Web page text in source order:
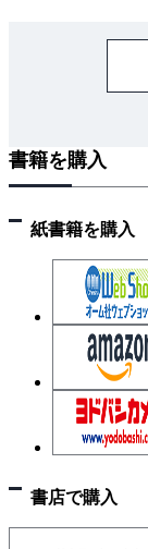
書籍を購入
紙書籍を購入
書店で購入